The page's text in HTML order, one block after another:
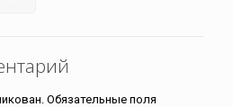
Обязательные поля